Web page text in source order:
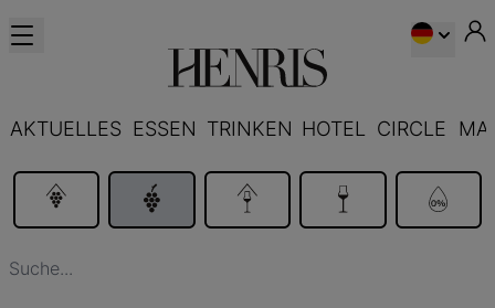
AKTUELLES ESSEN TRINKEN HOTEL CIRCLE